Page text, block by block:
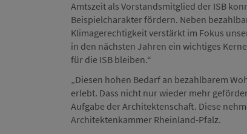
Amtszeit als Vorstandsmitglied der ISB
Beispielcharakter fördern. Neben
Klimagerechtigkeit verstärkt im Fokus
in den nächsten Jahren ein wichtiges
für die ISB bleiben.“
„Diesen hohen Bedarf an bezahlbarem
erlebt. Dass nicht nur wieder mehr
Aufgabe der Architektenschaft. Diese
Architektenkammer Rheinland-Pfalz.